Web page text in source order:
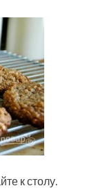
к столу.